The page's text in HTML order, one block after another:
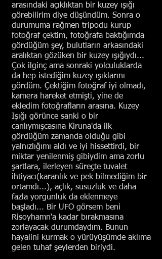
arasındaki açıklıktan bir kuzey ışığı
görebilirim diye düşündüm. Sonra o
durumuma rağmen tripodu kurup
fotoğraf çektim, fotoğrafa baktığımda
gördüğüm şey, bulutların arkasındaki
aralıktan gözüken bir kuzey ışığıydı...
Çok ilginç ama sonraki yolculuklarda
da hep istediğim kuzey ışıklarını
gördüm. Çektiğim fotoğraf iyi olmadı,
kamera hareket etmişti, yine de
ekledim fotoğrafların arasına. Kuzey
Işığı görünce sanki o bir
canlıymışcasına Kiruna'da ilk
gördüğüm zamanda olduğu gibi
yalnızlığımı aldı ve iyi hissettirdi, bir
miktar yenilenmiş gibiydim ama zorlu
şartlara, ilerleyen süreçte tuvalet
ihtiyacı(karanlık ve pek bilmediğim bir
ortamdı...), açlık, susuzluk ve daha
fazla yorgunluk da eklenmeye
başladı... Bir UFO görsem beni
Risoyhamn'a kadar bırakmasına
zorlayacak durumdaydım. Bunun
hayalini kurmak o yürüyüşümde aklıma
gelen tuhaf şeylerden biriydi.